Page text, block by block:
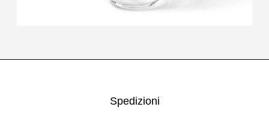
Spedizioni